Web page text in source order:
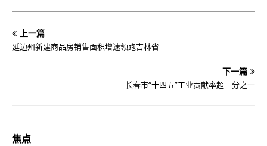
上一篇
延边州新建商品房销售面积增速领跑吉林省
下一篇
长春市“十四五”工业贡献率超三分之一
焦点